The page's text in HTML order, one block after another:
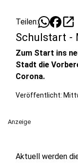
Teilen: open_in_new
Schulstart -
Zum Start ins
Stadt die
Corona.
Veröffentlicht:
Anzeige
Aktuell werden